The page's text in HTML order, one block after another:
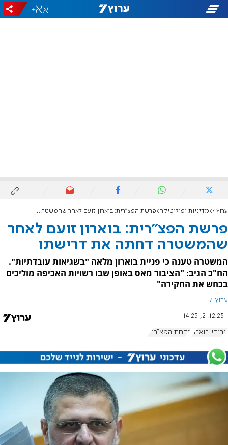
-
+
ערוץ 7 מדיניות ופוליטיקה פרשת הפצ"רית: בוארון זועם לאחר שהמשטרה דחתה את דרישתו
פרשת הפצ"רית: בוארון זועם לאחר
שהמשטרה דחתה את דרישתו
המשטרה טענה כי פניית בוארון מלאה "בשגיאות עובדתיות".
הח"כ הגיב: "הציבור מאס באופן שבו רשויות האכיפה מוליכים
בכחש את החקירה"
ערוץ 7
21.12.25, 14:23
אביחי בוארון הדחת הפצ"רית